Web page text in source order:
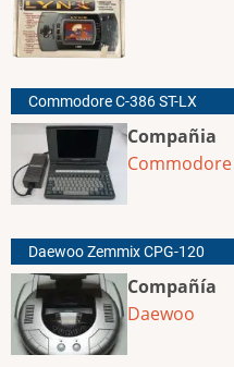
Commodore C-386 ST-LX
Compañia
Commodore
Daewoo Zemmix CPG-120
Compañía
Daewoo